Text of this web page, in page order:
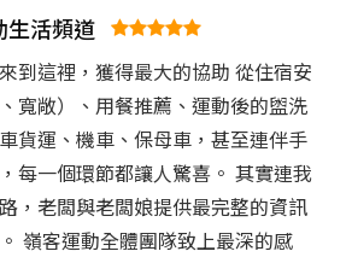
生活頻道
到這裡，獲得最大的協助 從住宿安
寬敞）、用餐推薦、運動後的盥洗
貨運、機車、保母車，甚至連伴手
每一個環節都讓人驚喜。 其實連我
，老闆與老闆娘提供最完整的資訊
嶺客運動全體團隊致上最深的感